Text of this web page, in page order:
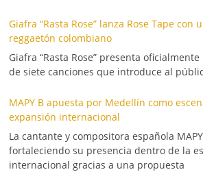
Giafra “Rasta Rose” lanza Rose Tape con
reggaetón colombiano
Giafra “Rasta Rose” presenta oficialmente
de siete canciones que introduce al
MAPY B apuesta por Medellín como
expansión internacional
La cantante y compositora española
fortaleciendo su presencia dentro de la
internacional gracias a una propuesta